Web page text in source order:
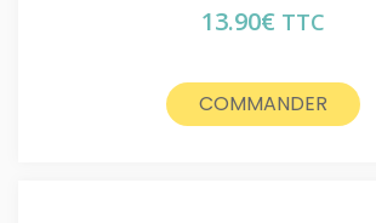
13.90€ TTC
COMMANDER